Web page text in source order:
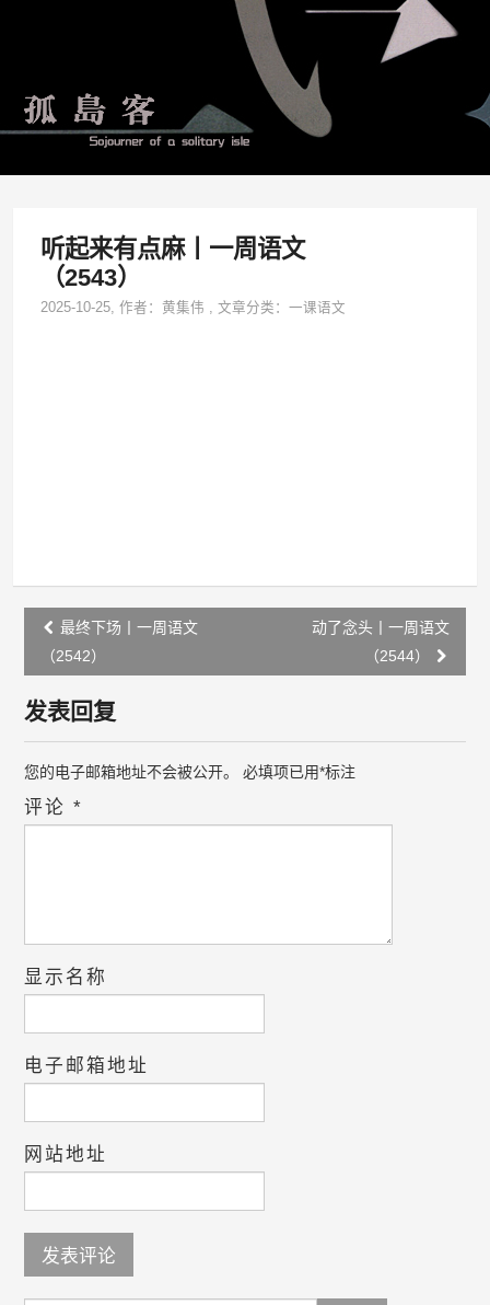
听起来有点麻丨一周语文
（2543）
2025-10-25, 作者：黄集伟 ,文章分类：一课语文
Post
navigation
最终下场丨一周语文
（2542）
动了念头丨一周语文
（2544）
发表回复
您的电子邮箱地址不会被公开。 必填项已用*标注
评论*
显示名称
电子邮箱地址
网站地址